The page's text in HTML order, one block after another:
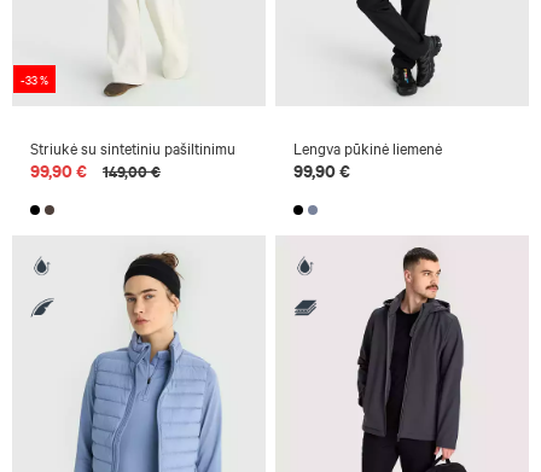
-33 %
Striukė su sintetiniu pašiltinimu
99,90 € 149,00 €
Lengva pūkinė liemenė
99,90 €